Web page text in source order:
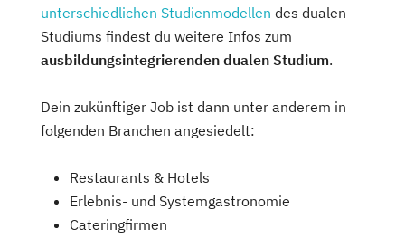
unterschiedlichen Studienmodellen des dualen
Studiums findest du weitere Infos zum
ausbildungsintegrierenden dualen Studium.
Dein zukünftiger Job ist dann unter anderem in
folgenden Branchen angesiedelt:
Restaurants & Hotels
Erlebnis- und Systemgastronomie
Cateringfirmen